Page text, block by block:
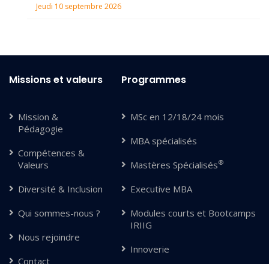
Jeudi 10 septembre 2026
Missions et valeurs
Mission &
Pédagogie
Compétences &
Valeurs
Diversité & Inclusion
Qui sommes-nous ?
Nous rejoindre
Contact
Programmes
MSc en 12/18/24 mois
MBA spécialisés
Mastères Spécialisés®
Executive MBA
Modules courts et Bootcamps
IRIIG
Innoverie